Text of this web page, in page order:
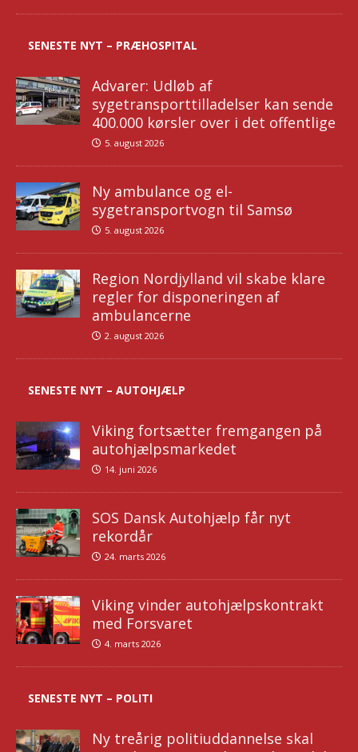
SENESTE NYT – PRÆHOSPITAL
Advarer: Udløb af
sygetransporttilladelser kan sende
400.000 kørsler over i det offentlige
5. august 2026
Ny ambulance og el-
sygetransportvogn til Samsø
5. august 2026
Region Nordjylland vil skabe klare
regler for disponeringen af
ambulancerne
2. august 2026
SENESTE NYT – AUTOHJÆLP
Viking fortsætter fremgangen på
autohjælpsmarkedet
14. juni 2026
SOS Dansk Autohjælp får nyt
rekordår
24. marts 2026
Viking vinder autohjælpskontrakt
med Forsvaret
4. marts 2026
SENESTE NYT – POLITI
Ny treårig politiuddannelse skal